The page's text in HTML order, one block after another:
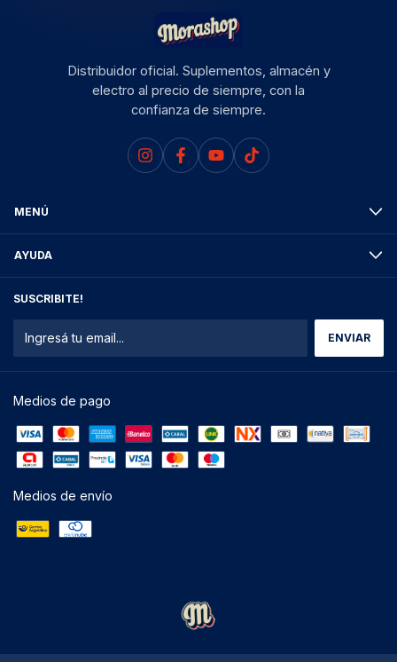
Distribuidor oficial. Suplementos, almacén y
electro al precio de siempre, con la
confianza de siempre.
MENÚ
AYUDA
SUSCRIBITE!
Medios de pago
Medios de envío